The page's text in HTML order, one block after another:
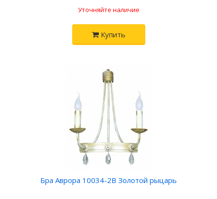
Уточняйте наличие
Купить
Бра Аврора 10034-2B Золотой рыцарь